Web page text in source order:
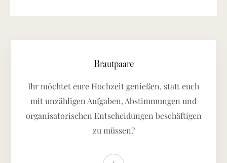
Brautpaare
Ihr möchtet eure Hochzeit genießen, statt euch
mit unzähligen Aufgaben, Abstimmungen und
organisatorischen Entscheidungen beschäftigen
zu müssen?